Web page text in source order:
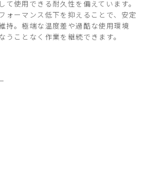
て使用できる耐久性を備えています。
ォーマンス低下を抑えることで、安定
持。極端な温度差や過酷な使用環境
うことなく作業を継続できます。